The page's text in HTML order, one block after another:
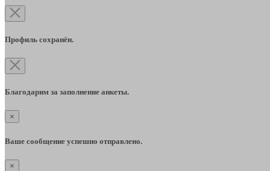
Профиль сохранён.
Благодарим за заполнение анкеты.
×
Ваше сообщение успешно отправлено.
×